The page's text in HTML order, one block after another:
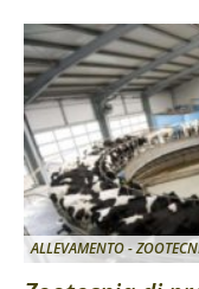
ALLEVAMENTO -